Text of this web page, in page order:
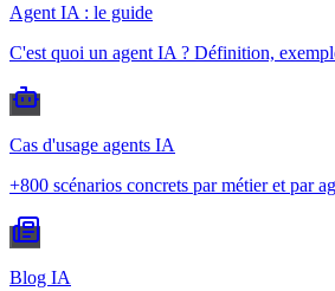
Agent IA : le guide
C'est quoi un agent IA ? Définition,
Cas d'usage agents IA
+800 scénarios concrets par métier et par
Blog IA